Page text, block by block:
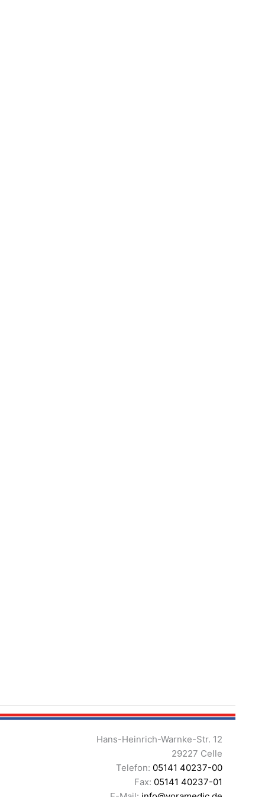
Hans-Heinrich-Warnke-Str. 12
29227 Celle
Telefon: 05141 40237-00
Fax: 05141 40237-01